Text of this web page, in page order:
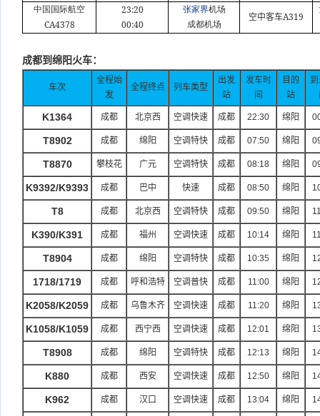
中国国际航空
CA4378
23:20
00:40
张家界机场
成都机场
空中客车A319
成都到绵阳火车：
车次
全程始
发
全程终点 列车类型
出发
站
发车时
间
目的
站
K1364 成都 北京西 空调快速 成都 22:30 绵阳
T8902 成都 绵阳 空调特快 成都 07:50 绵阳
T8870 攀枝花 广元 空调特快 成都 08:18 绵阳
K9392/K9393 成都 巴中 快速 成都 08:50 绵阳
T8 成都 北京西 空调特快 成都 09:50 绵阳
K390/K391 成都 福州 空调快速 成都 10:14 绵阳
T8904 成都 绵阳 空调特快 成都 10:35 绵阳
1718/1719 成都 呼和浩特 空调普快 成都 11:00 绵阳
K2058/K2059 成都 乌鲁木齐 空调快速 成都 11:20 绵阳
K1058/K1059 成都 西宁西 空调快速 成都 12:01 绵阳
T8908 成都 绵阳 空调特快 成都 12:13 绵阳
K880 成都 西安 空调快速 成都 12:50 绵阳
K962 成都 汉口 空调快速 成都 13:04 绵阳